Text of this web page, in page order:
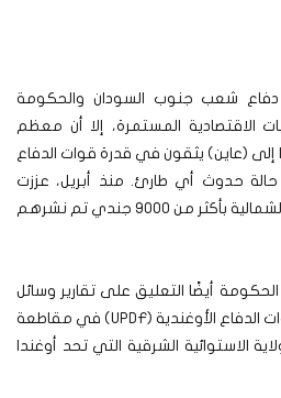
شعب جنوب السودان والحكومة
الاقتصادية المستمرة، إلا أن معظم
إلى (عاين) يثقون في قدرة قوات الدفاع
حدوث أي طارئ. منذ أبريل، عززت
الحكومة الأمن على حدودها الشمالية بأكثر من 9000 جندي تم نشرهم
أيضًا التعليق على تقارير وسائل
الإعلام المحلية بشأن وجود قوات الدفاع الأوغندية (UPDF) في مقاطعة
الاستوائية الشرقية التي تحد أوغندا